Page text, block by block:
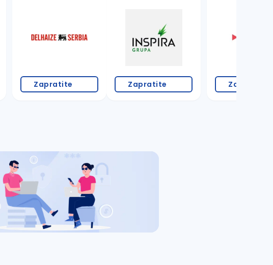
Zapratite Zapratite Zapratite